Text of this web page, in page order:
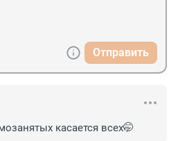
Отправить
касается всех🤭